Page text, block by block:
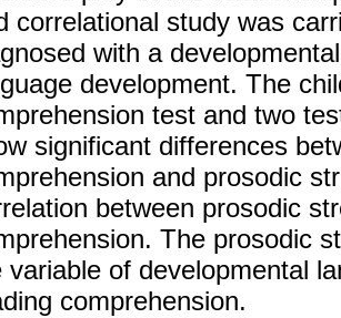
correlational study was
with a
development. The
test and two
significant differences
and prosodic
between prosodic
The prosodic
variable of developmental
comprehension.